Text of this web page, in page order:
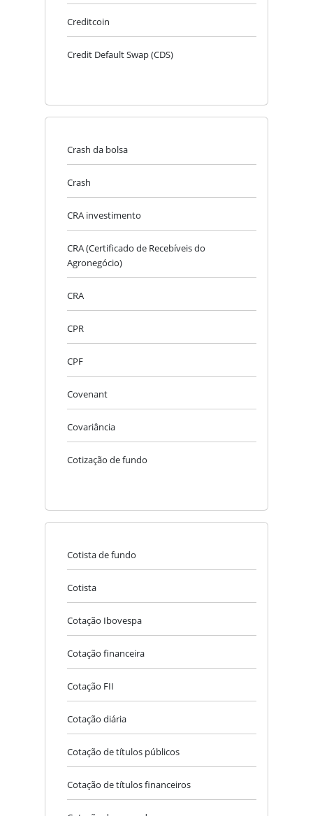
Creditcoin
Credit Default Swap (CDS)
Crash da bolsa
Crash
CRA investimento
CRA (Certificado de Recebíveis do
Agronegócio)
CRA
CPR
CPF
Covenant
Covariância
Cotização de fundo
Cotista de fundo
Cotista
Cotação Ibovespa
Cotação financeira
Cotação FII
Cotação diária
Cotação de títulos públicos
Cotação de títulos financeiros